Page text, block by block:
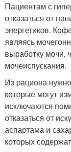
Пациентам с
отказаться от
энергетиков.
являясь
выработку мочи,
мочеиспускания.
Из рациона
которые могут
исключаются
отказаться от
аспартама и
которых